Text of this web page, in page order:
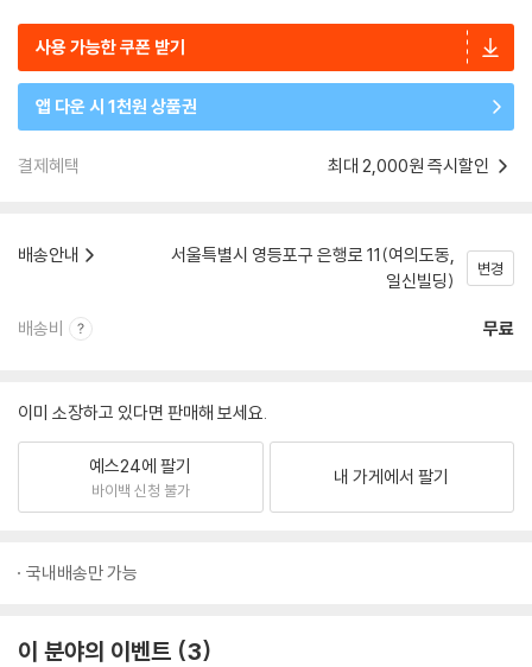
사용 가능한 쿠폰 받기
앱 다운 시 1천원 상품권
결제혜택 최대 2,000원 즉시할인
배송안내
서울특별시 영등포구 은행로 11(여의도동,
일신빌딩)
변경
배송비 무료
이미 소장하고 있다면 판매해 보세요.
예스24에 팔기
바이백 신청 불가
내 가게에서 팔기
국내배송만 가능
이 분야의 이벤트 3